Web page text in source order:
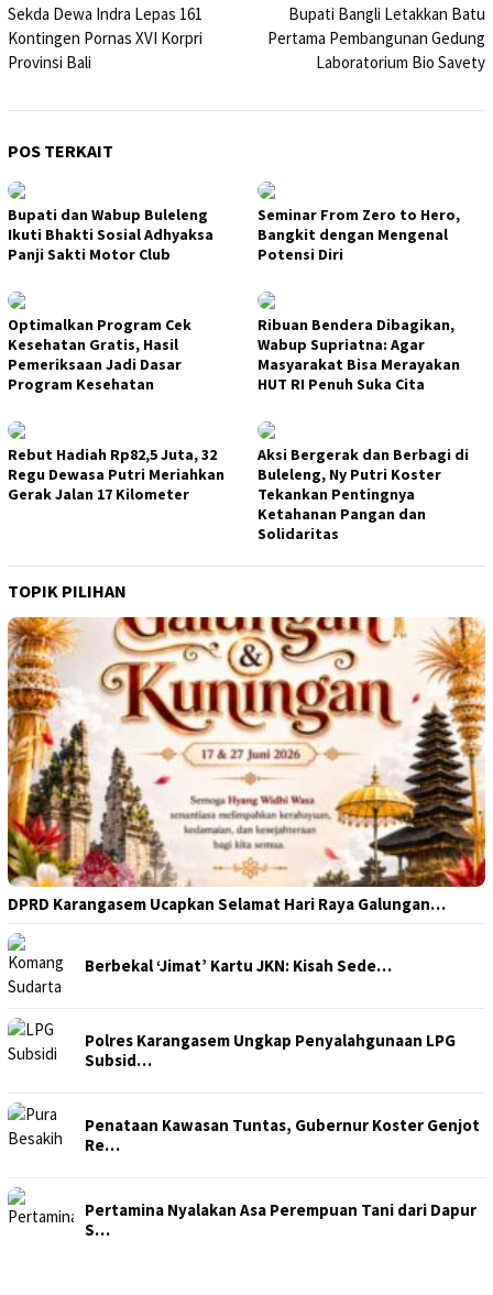
pos
Sekda Dewa Indra Lepas 161
Kontingen Pornas XVI Korpri
Provinsi Bali
Bupati Bangli Letakkan Batu
Pertama Pembangunan Gedung
Laboratorium Bio Savety
POS TERKAIT
Bupati dan Wabup Buleleng
Ikuti Bhakti Sosial Adhyaksa
Panji Sakti Motor Club
Seminar From Zero to Hero,
Bangkit dengan Mengenal
Potensi Diri
Optimalkan Program Cek
Kesehatan Gratis, Hasil
Pemeriksaan Jadi Dasar
Program Kesehatan
Ribuan Bendera Dibagikan,
Wabup Supriatna: Agar
Masyarakat Bisa Merayakan
HUT RI Penuh Suka Cita
Rebut Hadiah Rp82,5 Juta, 32
Regu Dewasa Putri Meriahkan
Gerak Jalan 17 Kilometer
Aksi Bergerak dan Berbagi di
Buleleng, Ny Putri Koster
Tekankan Pentingnya
Ketahanan Pangan dan
Solidaritas
TOPIK PILIHAN
DPRD Karangasem Ucapkan Selamat Hari Raya Galungan…
Berbekal ‘Jimat’ Kartu JKN: Kisah Sede…
Polres Karangasem Ungkap Penyalahgunaan LPG
Subsid…
Penataan Kawasan Tuntas, Gubernur Koster Genjot
Re…
Pertamina Nyalakan Asa Perempuan Tani dari Dapur
S…